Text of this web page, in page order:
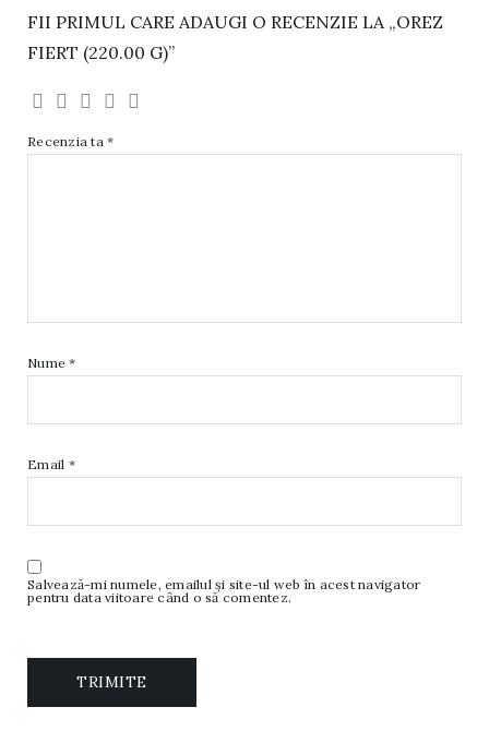
FII PRIMUL CARE ADAUGI O RECENZIE LA „OREZ
FIERT (220.00 G)”
Recenzia ta *
Nume*
Email *
Salvează-mi numele, emailul și site-ul web în acest navigator
pentru data viitoare când o să comentez.